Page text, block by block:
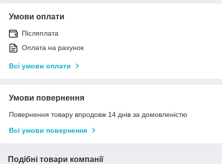
Умови оплати
Післяплата
Оплата на рахунок
Всі умови оплати
Умови повернення
Повернення товару впродовж 14 днів за домовленістю
Всі умови повернення
Подібні товари компанії